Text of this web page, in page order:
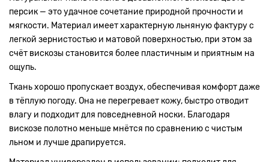
персик — это удачное сочетание природной прочности и
мягкости. Материал имеет характерную льняную фактуру с
легкой зернистостью и матовой поверхностью, при этом за
счёт вискозы становится более пластичным и приятным на
ощупь.
Ткань хорошо пропускает воздух, обеспечивая комфорт даже
в тёплую погоду. Она не перегревает кожу, быстро отводит
влагу и подходит для повседневной носки. Благодаря
вискозе полотно меньше мнётся по сравнению с чистым
льном и лучше драпируется.